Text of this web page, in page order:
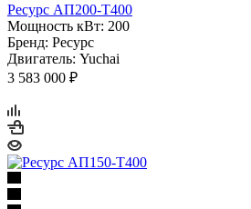
Ресурс АП200-Т400
Мощность кВт: 200
Бренд: Ресурс
Двигатель: Yuchai
3 583 000 ₽